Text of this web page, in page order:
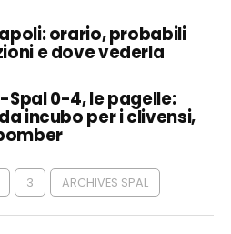
orario, probabili
e dove vederla
Spal 0-4, le pagelle:
incubo per i clivensi,
3 ARCHIVES SPAL